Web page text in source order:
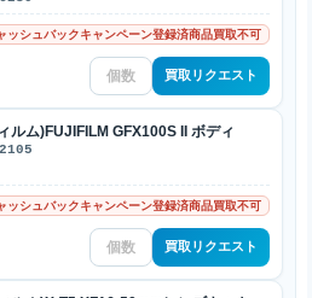
ッシュバックキャンペーン登録済商品買取不可
買取リクエスト
ルム)FUJIFILM GFX100S II ボディ
ッシュバックキャンペーン登録済商品買取不可
買取リクエスト